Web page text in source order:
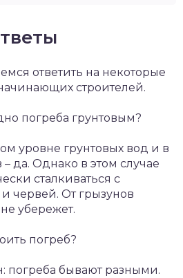
ответить на некоторые
строителей.
погреба грунтовым?
уровне грунтовых вод и в
– да. Однако в этом случае
сталкиваться с
червей. От грызунов
убережет.
погреб?
погреба бывают разными.